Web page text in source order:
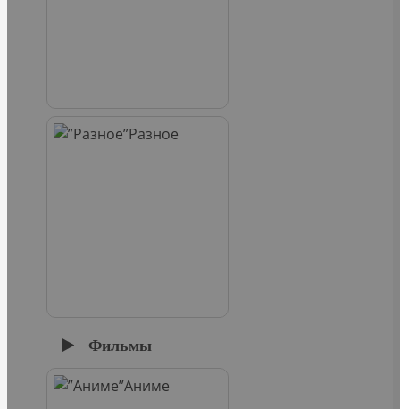
Разное
Фильмы
Аниме